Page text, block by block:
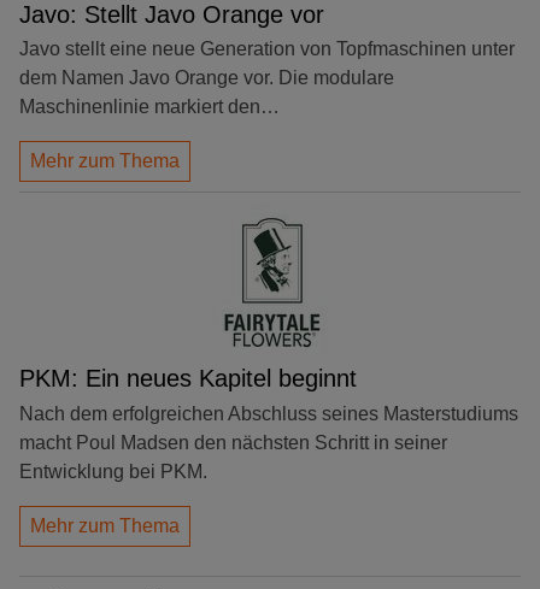
Javo: Stellt Javo Orange vor
Javo stellt eine neue Generation von Topfmaschinen unter
dem Namen Javo Orange vor. Die modulare
Maschinenlinie markiert den…
Mehr zum Thema
PKM: Ein neues Kapitel beginnt
Nach dem erfolgreichen Abschluss seines Masterstudiums
macht Poul Madsen den nächsten Schritt in seiner
Entwicklung bei PKM.
Mehr zum Thema